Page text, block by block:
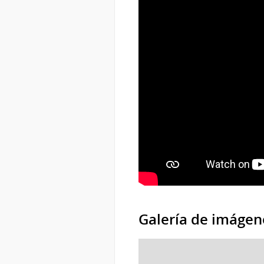
Galería de